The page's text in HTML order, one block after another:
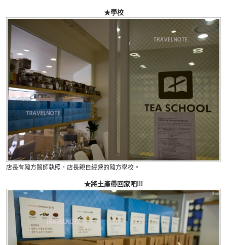
★學校
店長有韓方醫師執照，店長親自經營的韓方學校。
★將土產帶回家吧!!!